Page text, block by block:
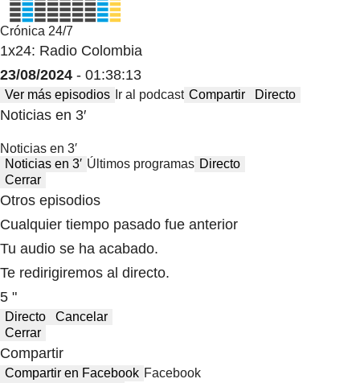
Crónica 24/7
1x24: Radio Colombia
23/08/2024 - 01:38:13
Ver más episodios Ir al podcast Compartir Directo
Noticias en 3′
Noticias en 3′
Noticias en 3′ Últimos programas Directo
Cerrar
Otros episodios
Cualquier tiempo pasado fue anterior
Tu audio se ha acabado.
Te redirigiremos al directo.
5 "
Directo
Cancelar
Cerrar
Compartir
Compartir en Facebook Facebook